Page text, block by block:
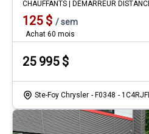
CHAUFFANTS | DÉMARREUR
125$ /sem
Achat 60 mois
25 995$
Ste-Foy Chrysler - F0348 -